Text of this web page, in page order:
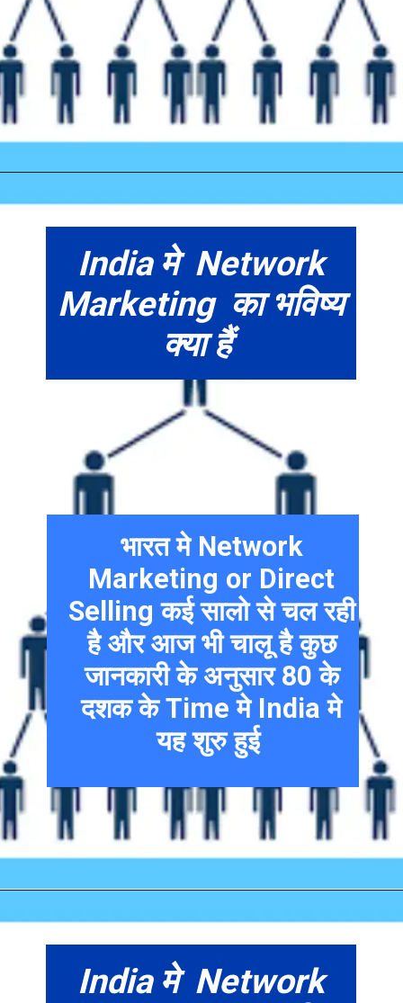
India मे Network
Marketing का भविष्य
क्या हैं
भारत मे Network
Marketing or Direct
Selling कई सालो से चल रही
है और आज भी चालू है कुछ
जानकारी के अनुसार 80 के
दशक के Time मे India मे
यह शुरु हुई
India मे Network